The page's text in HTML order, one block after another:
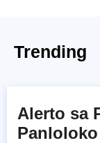
Trending
Alerto sa